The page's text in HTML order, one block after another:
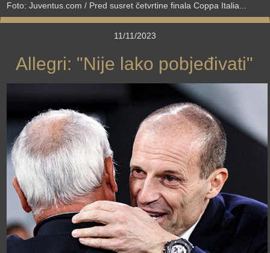
Foto: Juventus.com / Pred susret četvrtine finala Coppa Italia...
11/11/2023
Allegri: "Nije lako pobjeđivati"
›